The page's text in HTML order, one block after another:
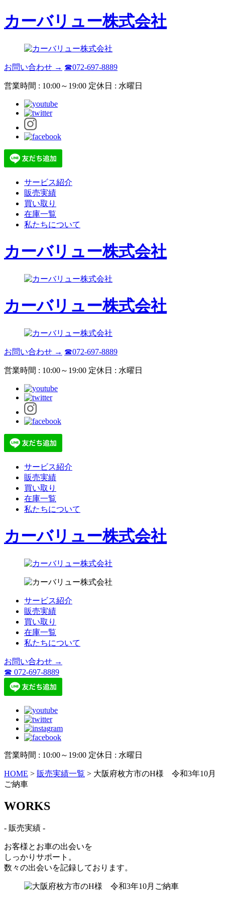
カーバリュー株式会社
お問い合わせ → ☎072-697-8889
営業時間 : 10:00～19:00 定休日 : 水曜日
サービス紹介
販売実績
買い取り
在庫一覧
私たちについて
カーバリュー株式会社
カーバリュー株式会社
お問い合わせ → ☎072-697-8889
営業時間 : 10:00～19:00 定休日 : 水曜日
サービス紹介
販売実績
買い取り
在庫一覧
私たちについて
カーバリュー株式会社
サービス紹介
販売実績
買い取り
在庫一覧
私たちについて
お問い合わせ →
☎ 072-697-8889
営業時間 : 10:00～19:00 定休日 : 水曜日
HOME > 販売実績一覧 > 大阪府枚方市のH様 令和3年10月
ご納車
WORKS
- 販売実績 -
お客様とお車の出会いを
しっかりサポート。
数々の出会いを記録しております。